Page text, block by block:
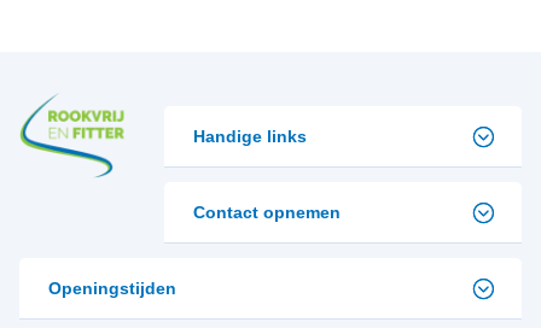
Handige links
Contact opnemen
Openingstijden